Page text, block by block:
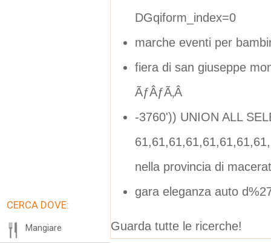
DGqiform_index=0
marche eventi per
fiera di san giuseppe
ÃƒÂƒÃ‚Â
-3760')) UNION ALL
nella provincia di
gara eleganza auto
Guarda tutte le ricerche!
CERCA DOVE:
Mangiare